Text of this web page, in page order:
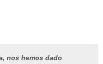
nos hemos dado